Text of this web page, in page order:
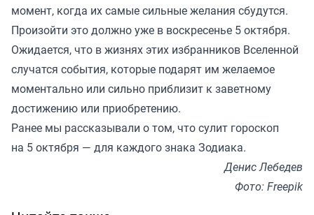
момент, когда их самые сильные желания сбудутся.
Произойти это должно уже в воскресенье 5 октября.
Ожидается, что в жизнях этих избранников Вселенной
случатся события, которые подарят им желаемое
моментально или сильно приблизит к заветному
достижению или приобретению.
Ранее мы рассказывали о том, что сулит гороскоп
на 5 октября — для каждого знака Зодиака.
Денис Лебедев
Фото: Freepik